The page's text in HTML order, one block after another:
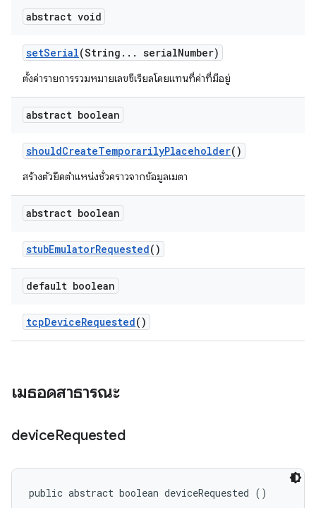
abstract void
setSerial(String . . . serialNumber)
ตั้งค่ารายการรวมหมายเลขซีเรียลโดยแทนที่ค่าที่มีอยู่
abstract boolean
shouldCreateTemporarilyPlaceholder()
สร้างตัวยึดตำแหน่งชั่วคราวจากข้อมูลเมตา
abstract boolean
stubEmulatorRequested()
default boolean
tcpDeviceRequested()
เมธอดสาธารณะ
deviceRequested
public abstract boolean deviceRequested ()